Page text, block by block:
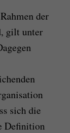
der
gilt unter
sich die
Definition